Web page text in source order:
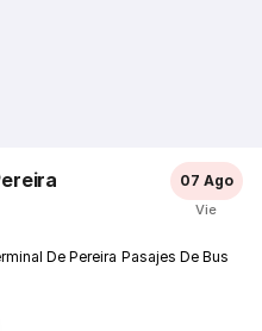
07 Ago
Vie
De Pereira Pasajes De Bus